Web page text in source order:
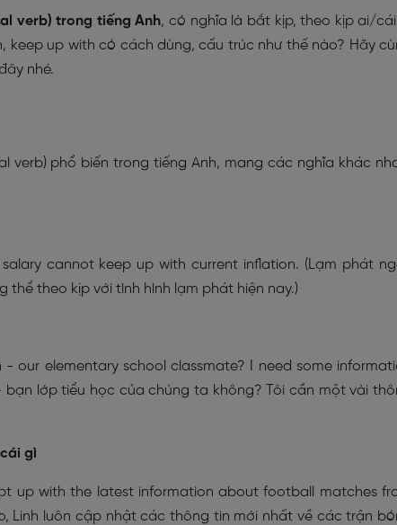
verb) trong tiếng Anh, có nghĩa là bắt kịp, theo kịp ai/
keep up with có cách dùng, cấu trúc như thế nào? Hãy
nhé.
verb) phổ biến trong tiếng Anh, mang các nghĩa khác
cannot keep up with current inflation. (Lạm phát
theo kịp với tình hình lạm phát hiện nay.)
our elementary school classmate? I need some
bạn lớp tiểu học của chúng ta không? Tôi cần một vài
gì
up with the latest information about football matches
Linh luôn cập nhật các thông tin mới nhất về các trận